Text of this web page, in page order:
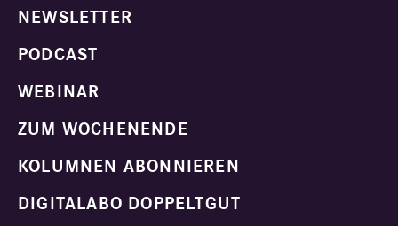
NEWSLETTER
PODCAST
WEBINAR
ZUM WOCHENENDE
KOLUMNEN ABONNIEREN
DIGITALABO DOPPELTGUT